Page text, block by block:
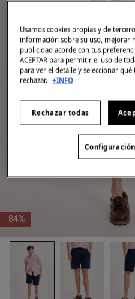
-84%
Usamos cookies propias y de
información sobre su uso, mejorar
publicidad acorde con tus
ACEPTAR para permitir el uso de
para ver el detalle y seleccionar
rechazar. +INFO
Rechazar todas